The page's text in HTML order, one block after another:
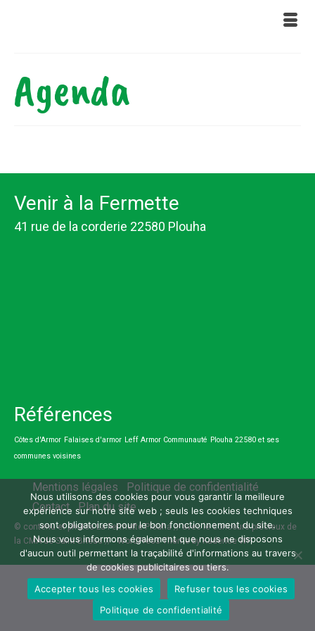
Agenda
Venir à la Fermette
41 rue de la corderie 22580 Plouha
Références
Côtes d'Armor Falaises d'armor Leff Armor Communauté Plouha 22580 et ses
communes voisines
Mentions légales
Politique de confidentialité
Contact
Plan du site
© contenu et photos La Fermette Plouha // avec le concours précieux de
la CMA de Saint-Brieuc // - WordPress Theme byKadence WP
Nous utilisons des cookies pour vous garantir la meilleure
expérience sur notre site web ; seuls les cookies techniques
sont obligatoires pour le bon fonctionnement du site.
Nous vous informons également que nous ne disposons
d'aucun outil permettant la traçabilité d'informations au travers
de cookies publicitaires ou tiers.
Accepter tous les cookies
Refuser tous les cookies
Politique de confidentialité